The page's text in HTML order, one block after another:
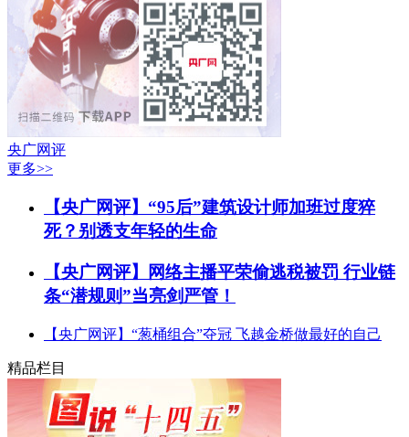
央广网评
更多>>
【央广网评】“95后”建筑设计师加班过度猝
死？别透支年轻的生命
【央广网评】网络主播平荣偷逃税被罚 行业链
条“潜规则”当亮剑严管！
【央广网评】“葱桶组合”夺冠 飞越金桥做最好的自己
精品栏目